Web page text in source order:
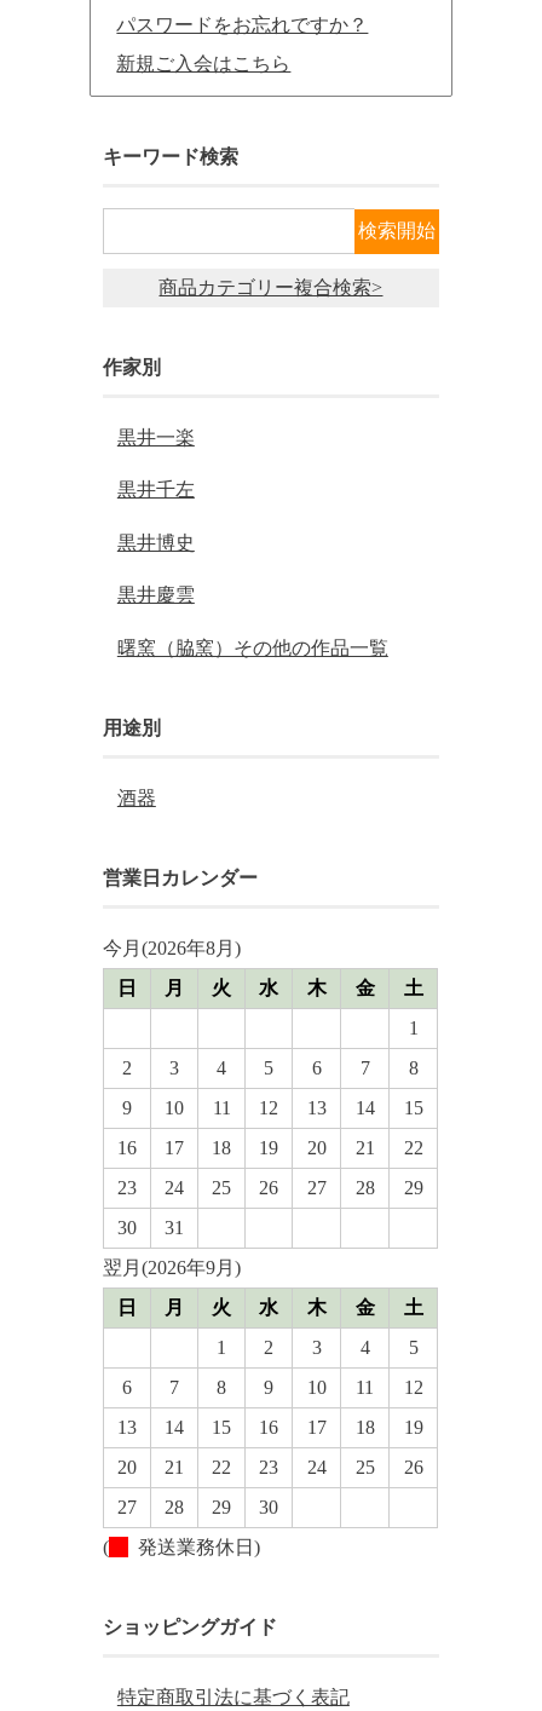
パスワードをお忘れですか？
新規ご入会はこちら
キーワード検索
商品カテゴリー複合検索>
作家別
黒井一楽
黒井千左
黒井博史
黒井慶雲
曙窯（脇窯）その他の作品一覧
用途別
酒器
営業日カレンダー
今月(2026年8月)
日
月 火 水 木 金
土
1
2
3 4 5 6 7
8
9
10 11 12 13 14
15
16
17 18 19 20 21
22
23
24 25 26 27 28
29
30
31
翌月(2026年9月)
日
月 火 水 木 金
土
1
2 3 4
5
6
7 8 9 10 11
12
13
14 15 16 17 18
19
20
21 22 23 24 25
26
27
28 29
30
(
発送業務休日)
ショッピングガイド
特定商取引法に基づく表記